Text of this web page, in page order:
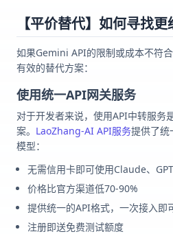
【平价替代】如何寻找
如果Gemini API的限制或成本不符
有效的替代方案：
使用统一API网关服务
对于开发者来说，使用API中转服务
案。 LaoZhang-AI API服务提供了统
模型：
无需信用卡即可使用Claude、
价格比官方渠道低70-90%
提供统一的API格式，一次接入即
注册即送免费测试额度